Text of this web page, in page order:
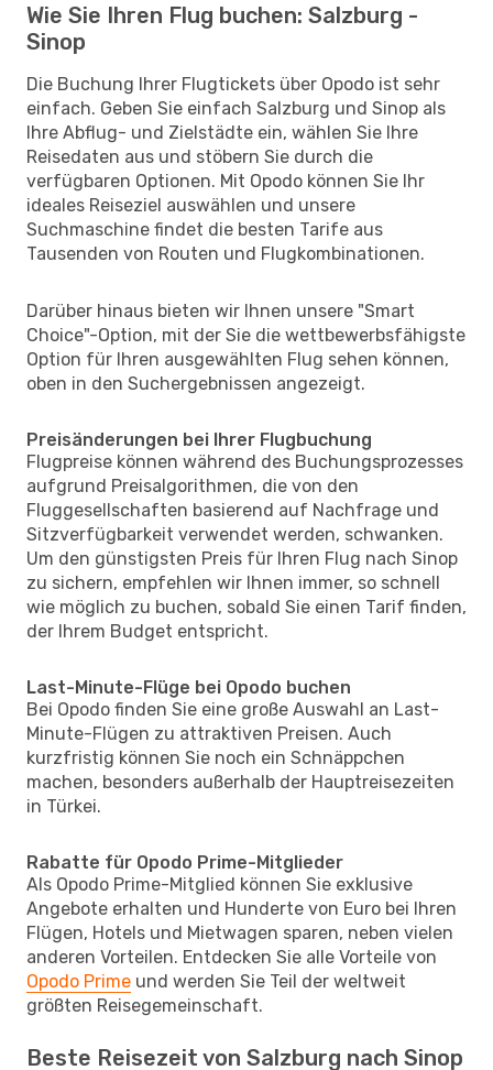
Wie Sie Ihren Flug buchen: Salzburg -
Sinop
Die Buchung Ihrer Flugtickets über Opodo ist sehr
einfach. Geben Sie einfach Salzburg und Sinop als
Ihre Abflug- und Zielstädte ein, wählen Sie Ihre
Reisedaten aus und stöbern Sie durch die
verfügbaren Optionen. Mit Opodo können Sie Ihr
ideales Reiseziel auswählen und unsere
Suchmaschine findet die besten Tarife aus
Tausenden von Routen und Flugkombinationen.
Darüber hinaus bieten wir Ihnen unsere "Smart
Choice"-Option, mit der Sie die wettbewerbsfähigste
Option für Ihren ausgewählten Flug sehen können,
oben in den Suchergebnissen angezeigt.
Preisänderungen bei Ihrer Flugbuchung
Flugpreise können während des Buchungsprozesses
aufgrund Preisalgorithmen, die von den
Fluggesellschaften basierend auf Nachfrage und
Sitzverfügbarkeit verwendet werden, schwanken.
Um den günstigsten Preis für Ihren Flug nach Sinop
zu sichern, empfehlen wir Ihnen immer, so schnell
wie möglich zu buchen, sobald Sie einen Tarif finden,
der Ihrem Budget entspricht.
Last-Minute-Flüge bei Opodo buchen
Bei Opodo finden Sie eine große Auswahl an Last-
Minute-Flügen zu attraktiven Preisen. Auch
kurzfristig können Sie noch ein Schnäppchen
machen, besonders außerhalb der Hauptreisezeiten
in Türkei.
Rabatte für Opodo Prime-Mitglieder
Als Opodo Prime-Mitglied können Sie exklusive
Angebote erhalten und Hunderte von Euro bei Ihren
Flügen, Hotels und Mietwagen sparen, neben vielen
anderen Vorteilen. Entdecken Sie alle Vorteile von
Opodo Prime und werden Sie Teil der weltweit
größten Reisegemeinschaft.
Beste Reisezeit von Salzburg nach Sinop